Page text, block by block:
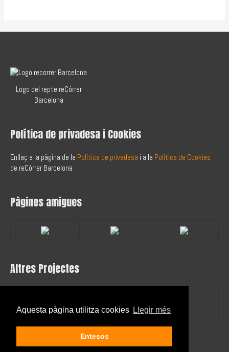
Aquesta pàgina utilitza cookies Llegir més
Entesos
Logo del repte reCórrer
Barcelona
Política de privadesa i Cookies
Enllaç a la pàgina de la Política de privadesa i a la Política de Cookies
de reCórrer Barcelona
Pàgines amigues
Altres Projectes